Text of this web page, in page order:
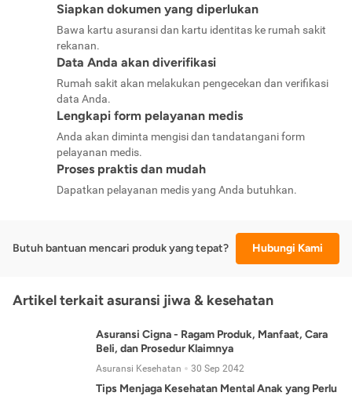
Siapkan dokumen yang diperlukan
Bawa kartu asuransi dan kartu identitas ke rumah sakit
rekanan.
Data Anda akan diverifikasi
Rumah sakit akan melakukan pengecekan dan verifikasi
data Anda.
Lengkapi form pelayanan medis
Anda akan diminta mengisi dan tandatangani form
pelayanan medis.
Proses praktis dan mudah
Dapatkan pelayanan medis yang Anda butuhkan.
Butuh bantuan mencari produk yang tepat? Hubungi Kami
Artikel terkait asuransi jiwa & kesehatan
Asuransi Cigna - Ragam Produk, Manfaat, Cara
Beli, dan Prosedur Klaimnya
Asuransi Kesehatan 30 Sep 2042
Tips Menjaga Kesehatan Mental Anak yang Perlu